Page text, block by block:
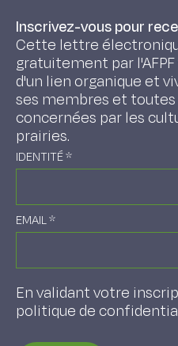
Inscrivez-vous pour
Cette lettre
gratuitement par
d'un lien organique et
ses membres et
concernées par les
prairies.
IDENTITÉ*
EMAIL*
En validant votre
politique de